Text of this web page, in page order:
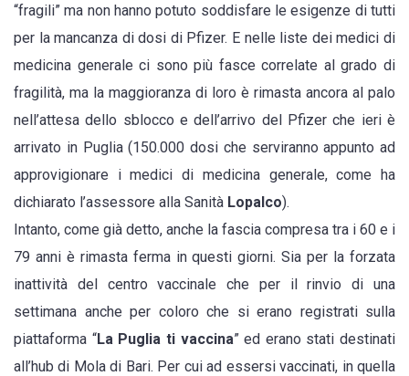
“fragili” ma non hanno potuto soddisfare le esigenze di tutti
per la mancanza di dosi di Pfizer. E nelle liste dei medici di
medicina generale ci sono più fasce correlate al grado di
fragilità, ma la maggioranza di loro è rimasta ancora al palo
nell’attesa dello sblocco e dell’arrivo del Pfizer che ieri è
arrivato in Puglia (150.000 dosi che serviranno appunto ad
approvigionare i medici di medicina generale, come ha
dichiarato l’assessore alla Sanità Lopalco).
Intanto, come già detto, anche la fascia compresa tra i 60 e i
79 anni è rimasta ferma in questi giorni. Sia per la forzata
inattività del centro vaccinale che per il rinvio di una
settimana anche per coloro che si erano registrati sulla
piattaforma “La Puglia ti vaccina” ed erano stati destinati
all’hub di Mola di Bari. Per cui ad essersi vaccinati, in quella